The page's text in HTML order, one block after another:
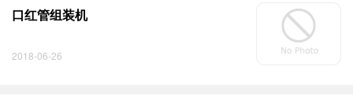
口红管组装机
2018-06-26